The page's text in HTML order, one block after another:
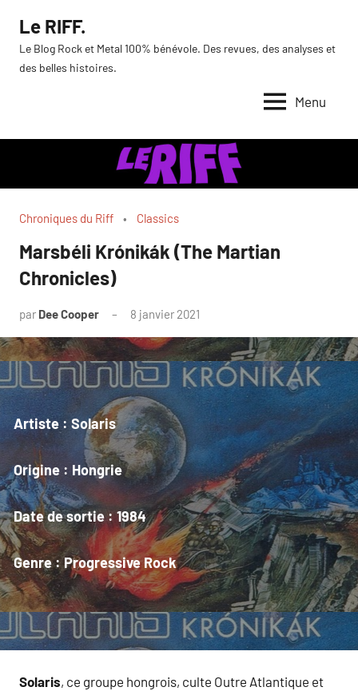
contenu
Le RIFF.
Le Blog Rock et Metal 100% bénévole. Des revues, des analyses et
des belles histoires.
Menu
Chroniques du Riff Classics
Marsbéli Krónikák (The Martian
Chronicles)
par Dee Cooper 8 janvier 2021
commentaire
Artiste : Solaris
Origine : Hongrie
Date de sortie : 1984
Genre :Progressive Rock
Solaris, ce groupe hongrois, culte Outre Atlantique et